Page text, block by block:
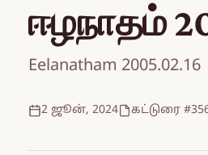
ஈழநாதம்
Eelanatham 2005.02.16
2 ஜூன், 2024 கட்டுரை